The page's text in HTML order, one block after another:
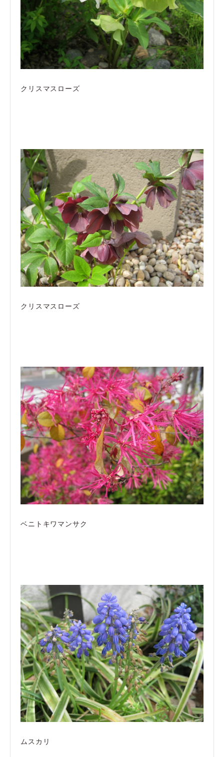
クリスマスローズ
クリスマスローズ
ベニトキワマンサク
ムスカリ